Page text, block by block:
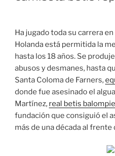
Ha jugado toda su carrera
Holanda está permitida la
hasta los 18 años. Se
abusos y desmanes, hasta
Santa Coloma de Farners,
donde fue asesinado el
Martínez, real betis
fundación que consiguió el
más de una década al frente